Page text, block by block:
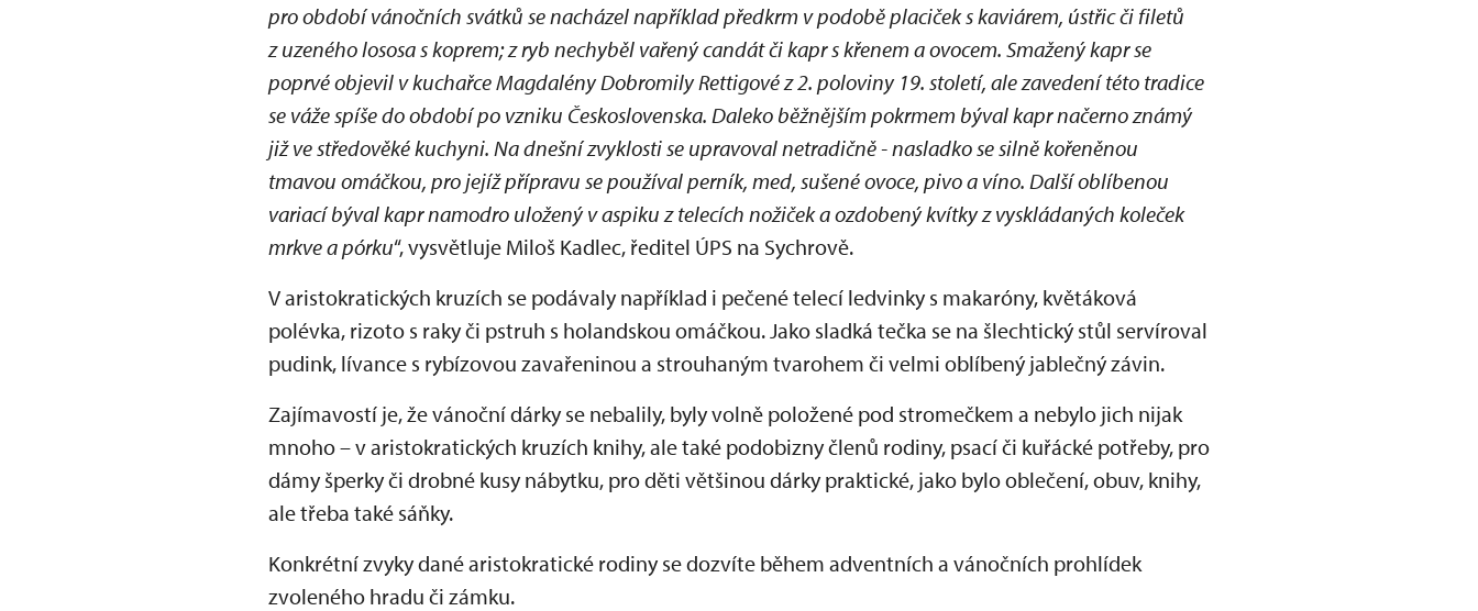
pro období vánočních svátků se nacházel například předkrm v podobě placiček s kaviárem, ústřic či filetů
z uzeného lososa s koprem; z ryb nechyběl vařený candát či kapr s křenem a ovocem. Smažený kapr se
poprvé objevil v kuchařce Magdalény Dobromily Rettigové z 2. poloviny 19. století, ale zavedení této tradice
se váže spíše do období po vzniku Československa. Daleko běžnějším pokrmem býval kapr načerno známý
již ve středověké kuchyni. Na dnešní zvyklosti se upravoval netradičně - nasladko se silně kořeněnou
tmavou omáčkou, pro jejíž přípravu se používal perník, med, sušené ovoce, pivo a víno. Další oblíbenou
variací býval kapr namodro uložený v aspiku z telecích nožiček a ozdobený kvítky z vyskládaných koleček
mrkve a pórku“, vysvětluje Miloš Kadlec, ředitel ÚPS na Sychrově.
V aristokratických kruzích se podávaly například i pečené telecí ledvinky s makaróny, květáková
polévka, rizoto s raky či pstruh s holandskou omáčkou. Jako sladká tečka se na šlechtický stůl servíroval
pudink, lívance s rybízovou zavařeninou a strouhaným tvarohem či velmi oblíbený jablečný závin.
Zajímavostí je, že vánoční dárky se nebalily, byly volně položené pod stromečkem a nebylo jich nijak
mnoho – v aristokratických kruzích knihy, ale také podobizny členů rodiny, psací či kuřácké potřeby, pro
dámy šperky či drobné kusy nábytku, pro děti většinou dárky praktické, jako bylo oblečení, obuv, knihy,
ale třeba také sáňky.
Konkrétní zvyky dané aristokratické rodiny se dozvíte během adventních a vánočních prohlídek
zvoleného hradu či zámku.